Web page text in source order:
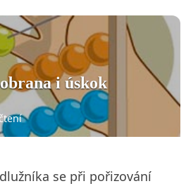
i úskok
se při pořizování